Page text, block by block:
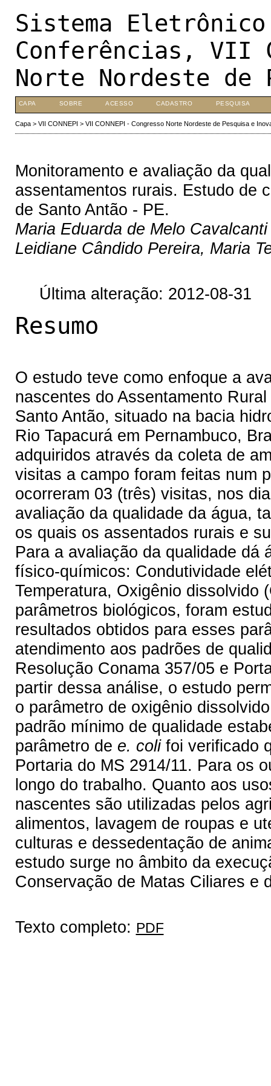
Sistema
Conferências, VII
Norte Nordeste de
CAPA SOBRE ACESSO CADASTRO PESQUISA
Capa> VII CONNEPI > VII CONNEPI - Congresso Norte Nordeste de Pesquisa e
Monitoramento e avaliação da
assentamentos rurais. Estudo de
de Santo Antão - PE.
Maria Eduarda de Melo
Leidiane Cândido Pereira, Maria
Última alteração: 2012-08-31
Resumo
O estudo teve como enfoque a
nascentes do Assentamento
Santo Antão, situado na bacia
Rio Tapacurá em Pernambuco,
adquiridos através da coleta de
visitas a campo foram feitas num
ocorreram 03 (três) visitas, nos
avaliação da qualidade da água,
os quais os assentados rurais e
Para a avaliação da qualidade dá
físico-químicos: Condutividade
Temperatura, Oxigênio dissolvido
parâmetros biológicos, foram
resultados obtidos para esses
atendimento aos padrões de
Resolução Conama 357/05 e
partir dessa análise, o estudo
o parâmetro de oxigênio
padrão mínimo de qualidade
parâmetro de e. colifoi verificado
Portaria do MS 2914/11. Para os
longo do trabalho. Quanto aos
nascentes são utilizadas pelos
alimentos, lavagem de roupas e
culturas e dessedentação de
estudo surge no âmbito da
Conservação de Matas Ciliares
Texto completo: PDF